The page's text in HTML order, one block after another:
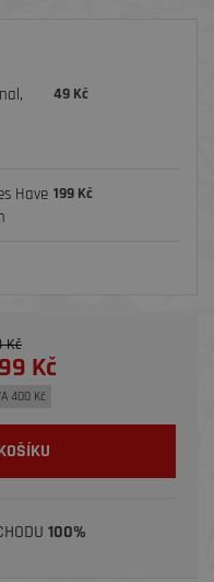
49 Kč
Have 199 Kč
Kč
Kč
400 Kč
100%